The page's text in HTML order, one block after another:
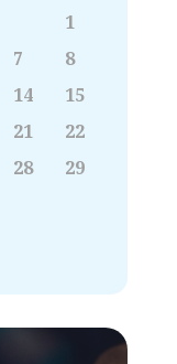
1
7
8
14
15
21
22
28
29